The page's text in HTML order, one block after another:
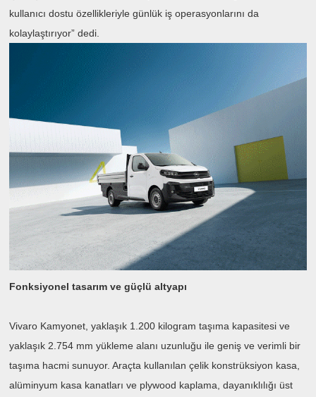
kullanıcı dostu özellikleriyle günlük iş operasyonlarını da
kolaylaştırıyor” dedi.
Fonksiyonel tasarım ve güçlü altyapı
Vivaro Kamyonet, yaklaşık 1.200 kilogram taşıma kapasitesi ve
yaklaşık 2.754 mm yükleme alanı uzunluğu ile geniş ve verimli bir
taşıma hacmi sunuyor. Araçta kullanılan çelik konstrüksiyon kasa,
alüminyum kasa kanatları ve plywood kaplama, dayanıklılığı üst